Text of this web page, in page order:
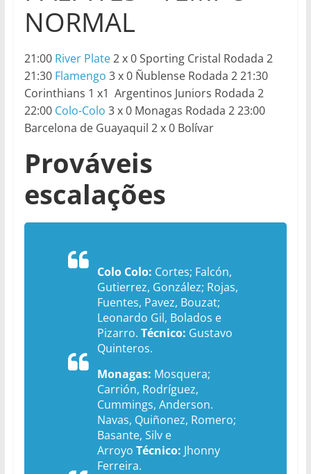
NORMAL
21:00 River Plate2 x 0 Sporting Cristal Rodada 2
21:30 Flamengo 3 x 0 Ñublense Rodada 2 21:30
Corinthians 1 x1 Argentinos Juniors Rodada 2
22:00 Colo-Colo 3 x 0 Monagas Rodada 2 23:00
Barcelona de Guayaquil 2 x 0 Bolívar
Prováveis
escalações
Colo Colo: Cortes; Falcón,
Gutierrez, González; Rojas,
Fuentes, Pavez, Bouzat;
Leonardo Gil, Bolados e
Pizarro. Técnico: Gustavo
Quinteros.
Monagas: Mosquera;
Carrión, Rodríguez,
Cummings, Anderson.
Navas, Quiñonez, Romero;
Basante, Silv e
Arroyo Técnico: Jhonny
Ferreira.